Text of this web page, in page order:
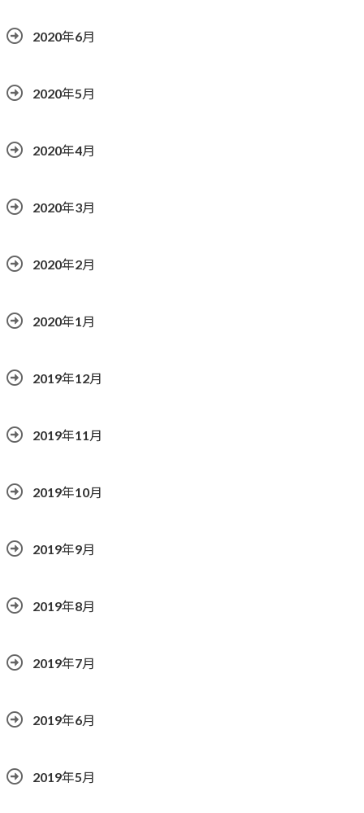
2020年6月
2020年5月
2020年4月
2020年3月
2020年2月
2020年1月
2019年12月
2019年11月
2019年10月
2019年9月
2019年8月
2019年7月
2019年6月
2019年5月